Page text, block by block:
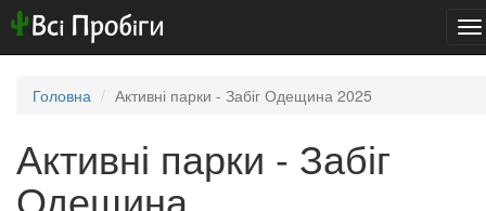
Головна Активні парки - Забіг Одещина 2025
Активні парки - Забіг
Одещина